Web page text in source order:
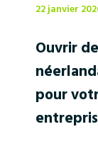
22 janvier
Ouvrir
pour